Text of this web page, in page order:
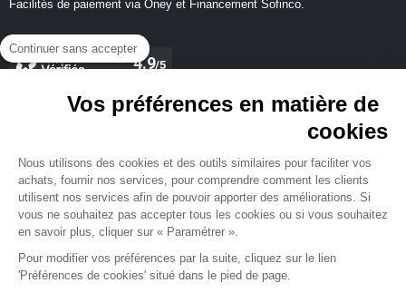
Continuer sans accepter
Vos préférences en matière de
cookies
Nous utilisons des cookies et des outils similaires pour faciliter vos
achats, fournir nos services, pour comprendre comment les clients
utilisent nos services afin de pouvoir apporter des améliorations. Si
vous ne souhaitez pas accepter tous les cookies ou si vous souhaitez
en savoir plus, cliquer sur « Paramétrer ».
Pour modifier vos préférences par la suite, cliquez sur le lien
'Préférences de cookies' situé dans le pied de page.
NEWSLETTER